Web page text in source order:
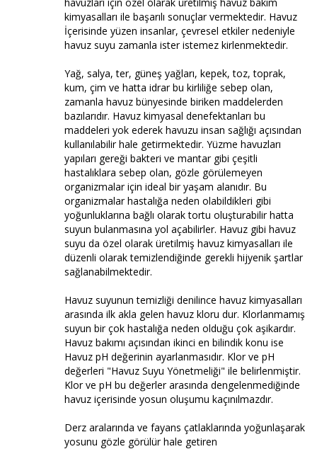
kimyasalları ile başarılı sonuçlar vermektedir. Havuz
İçerisinde yüzen insanlar, çevresel etkiler nedeniyle
havuz suyu zamanla ister istemez kirlenmektedir.
Yağ, salya, ter, güneş yağları, kepek, toz, toprak,
kum, çim ve hatta idrar bu kirliliğe sebep olan,
zamanla havuz bünyesinde biriken maddelerden
bazılarıdır. Havuz kimyasal denefektanları bu
maddeleri yok ederek havuzu insan sağlığı açısından
kullanılabilir hale getirmektedir. Yüzme havuzları
yapıları gereği bakteri ve mantar gibi çeşitli
hastalıklara sebep olan, gözle görülemeyen
organizmalar için ideal bir yaşam alanıdır. Bu
organizmalar hastalığa neden olabildikleri gibi
yoğunluklarına bağlı olarak tortu oluşturabilir hatta
suyun bulanmasına yol açabilirler. Havuz gibi havuz
suyu da özel olarak üretilmiş havuz kimyasalları ile
düzenli olarak temizlendiğinde gerekli hijyenik şartlar
sağlanabilmektedir.
Havuz suyunun temizliği denilince havuz kimyasalları
arasında ilk akla gelen havuz kloru dur. Klorlanmamış
suyun bir çok hastalığa neden olduğu çok aşikardır.
Havuz bakımı açısından ikinci en bilindik konu ise
Havuz pH değerinin ayarlanmasıdır. Klor ve pH
değerleri "Havuz Suyu Yönetmeliği" ile belirlenmiştir.
Klor ve pH bu değerler arasında dengelenmediğinde
havuz içerisinde yosun oluşumu kaçınılmazdır.
Derz aralarında ve fayans çatlaklarında yoğunlaşarak
yosunu gözle görülür hale getiren